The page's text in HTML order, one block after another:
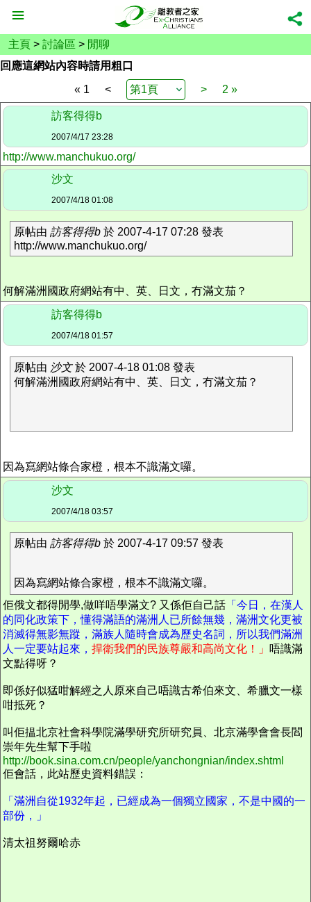
主頁 > 討論區 > 閒聊
回應這網站內容時請用粗口
« 1
< > 2 »
訪客得得b
2007/4/17 23:28
http://www.manchukuo.org/
沙文
2007/4/18 01:08
原帖由 訪客得得b 於 2007-4-17 07:28 發表
http://www.manchukuo.org/
何解滿洲國政府網站有中、英、日文，冇滿文茄？
訪客得得b
2007/4/18 01:57
原帖由 沙文於 2007-4-18 01:08 發表
何解滿洲國政府網站有中、英、日文，冇滿文茄？
因為寫網站條合家橙，根本不識滿文囉。
沙文
2007/4/18 03:57
原帖由 訪客得得b 於 2007-4-17 09:57 發表
因為寫網站條合家橙，根本不識滿文囉。
佢俄文都得閒學,做咩唔學滿文? 又係佢自己話 「今日，在漢人
的同化政策下，懂得滿語的滿洲人已所餘無幾，滿洲文化更被
消滅得無影無蹤，滿族人隨時會成為歷史名詞，所以我們滿洲
人一定要站起來， 捍衛我們的民族尊嚴和高尚文化！」 唔識滿
文點得呀？
即係好似猛咁解經之人原來自己唔識古希伯來文、希臘文一樣
咁抵死？
叫佢揾北京社會科學院滿學研究所研究員、北京滿學會會長閻
崇年先生幫下手啦
http://book.sina.com.cn/people/yanchongnian/index.shtml
佢會話，此站歷史資料錯誤：
「滿洲自從1932年起，已經成為一個獨立國家，不是中國的一
部份，」
清太祖努爾哈赤